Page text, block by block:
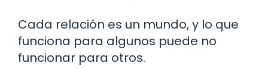
Cada relación es un mundo, y lo que
funciona para algunos puede no
funcionar para otros.